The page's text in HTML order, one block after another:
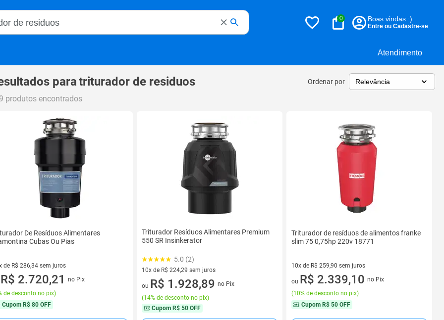
Atendimento
Magalu
0 Boas vindas :)
Entre ou Cadastre-se
paratriturador de residuos Ordenar por
produtos encontrados
De Resíduos Alimentares
Cubas Ou Pias
de R$ 286,34 sem juros
vez de R$ 286,34 sem juros
R$ 2.720,21
no Pix
de desconto no pix)
Cupom R$ 80 OFF
Triturador Resíduos Alimentares Premium
550 SR Insinkerator
5.0 (2)
10x de R$ 224,29 sem juros
10 vez de R$ 224,29 sem juros
ou R$ 1.928,89 no Pix
(14% de desconto no pix)
Cupom R$ 50 OFF
Triturador de resíduos de alimentos franke
slim 75 0,75hp 220v 18771
10x de R$ 259,90 sem juros
10 vez de R$ 259,90 sem juros
ou R$ 2.339,10 no Pix
(10% de desconto no pix)
Cupom R$ 50 OFF